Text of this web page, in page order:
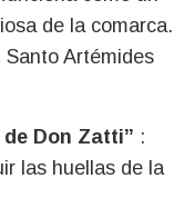
de la comarca.
Artémides
Don Zatti” :
las huellas de la